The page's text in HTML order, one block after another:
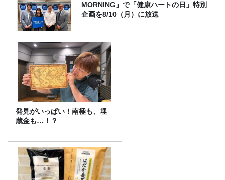
MORNING』で「健康ハートの日」特別
企画を8/10（月）に放送
発見がいっぱい！南極も、埋
蔵金も…！？